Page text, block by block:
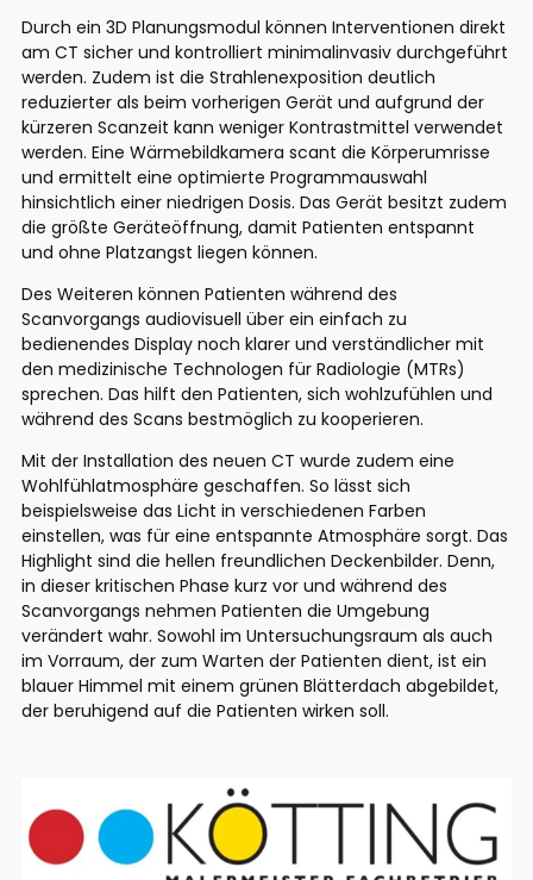
Durch ein 3D Planungsmodul können Interventionen direkt
am CT sicher und kontrolliert minimalinvasiv durchgeführt
werden. Zudem ist die Strahlenexposition deutlich
reduzierter als beim vorherigen Gerät und aufgrund der
kürzeren Scanzeit kann weniger Kontrastmittel verwendet
werden. Eine Wärmebildkamera scant die Körperumrisse
und ermittelt eine optimierte Programmauswahl
hinsichtlich einer niedrigen Dosis. Das Gerät besitzt zudem
die größte Geräteöffnung, damit Patienten entspannt
und ohne Platzangst liegen können.
Des Weiteren können Patienten während des
Scanvorgangs audiovisuell über ein einfach zu
bedienendes Display noch klarer und verständlicher mit
den medizinische Technologen für Radiologie (MTRs)
sprechen. Das hilft den Patienten, sich wohlzufühlen und
während des Scans bestmöglich zu kooperieren.
Mit der Installation des neuen CT wurde zudem eine
Wohlfühlatmosphäre geschaffen. So lässt sich
beispielsweise das Licht in verschiedenen Farben
einstellen, was für eine entspannte Atmosphäre sorgt. Das
Highlight sind die hellen freundlichen Deckenbilder. Denn,
in dieser kritischen Phase kurz vor und während des
Scanvorgangs nehmen Patienten die Umgebung
verändert wahr. Sowohl im Untersuchungsraum als auch
im Vorraum, der zum Warten der Patienten dient, ist ein
blauer Himmel mit einem grünen Blätterdach abgebildet,
der beruhigend auf die Patienten wirken soll.